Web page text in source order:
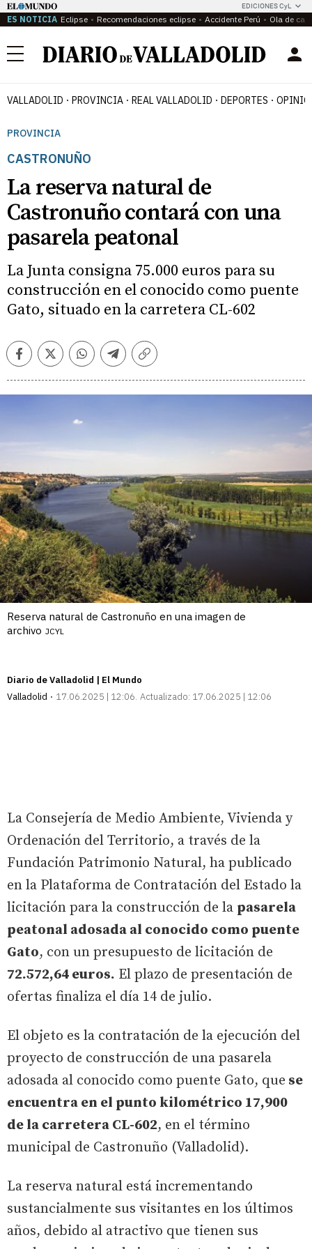
EDICIONES CyL
ES NOTICIA Eclipse Recomendaciones eclipse Accidente Perú Ola de
Menú
VALLADOLID PROVINCIA REAL VALLADOLID DEPORTES
PROVINCIA
CASTRONUÑO
La reserva natural de
Castronuño contará con una
pasarela peatonal
La Junta consigna 75.000 euros para su
construcción en el conocido como puente
Gato, situado en la carretera CL-602
FacebookTwitterWhatsappTelegramCopiar
Reserva natural de Castronuño en una imagen de
archivo JCYL
Diario de Valladolid | El Mundo
Valladolid
17.06.2025 | 12:06 Actualizado: 17.06.2025 | 12:06
La Consejería de Medio Ambiente, Vivienda y
Ordenación del Territorio, a través de la
Fundación Patrimonio Natural, ha publicado
en la Plataforma de Contratación del Estado la
licitación para la construcción de la pasarela
peatonal adosada al conocido como puente
Gato, con un presupuesto de licitación de
72.572,64 euros. El plazo de presentación de
ofertas finaliza el día 14 de julio.
El objeto es la contratación de la ejecución del
proyecto de construcción de una pasarela
adosada al conocido como puente Gato, que se
encuentra en el punto kilométrico 17,900
de la carretera CL-602, en el término
municipal de Castronuño (Valladolid).
La reserva natural está incrementando
sustancialmente sus visitantes en los últimos
años, debido al atractivo que tienen sus